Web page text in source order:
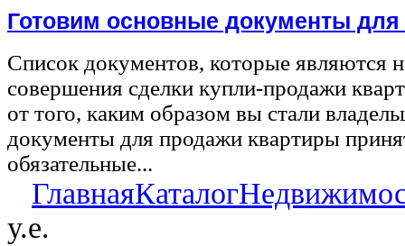
Готовим основные документы
Список документов, которые являются
совершения сделки купли-продажи
от того, каким образом вы стали
документы для продажи квартиры
обязательные...
ГлавнаяКаталог
у.е.